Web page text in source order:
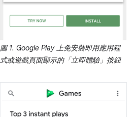
圖 1. Google Play 上免安裝即用應用程
式或遊戲頁面顯示的「立即體驗」 按鈕